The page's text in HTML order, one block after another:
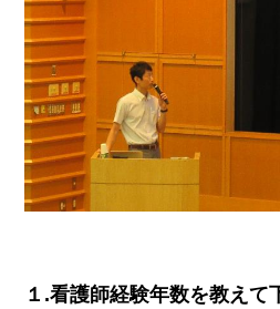
１.看護師経験年数を教えて